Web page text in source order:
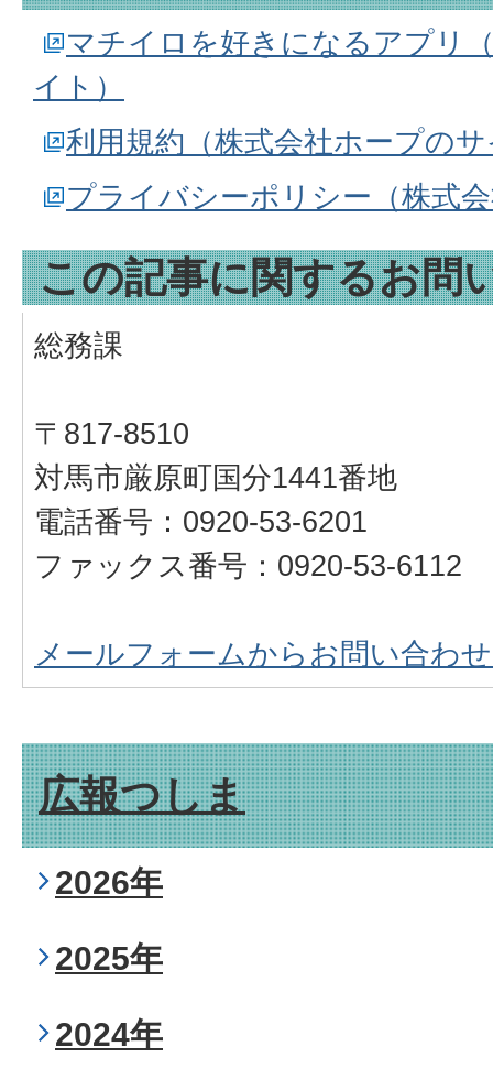
マチイロを好きになるアプリ
イト）
利用規約（株式会社ホープの
プライバシーポリシー（株式
この記事に関するお問
総務課
〒817-8510
対馬市厳原町国分1441番地
電話番号：0920-53-6201
ファックス番号：0920-53-6112
メールフォームからお問い合わ
広報つしま
2026年
2025年
2024年